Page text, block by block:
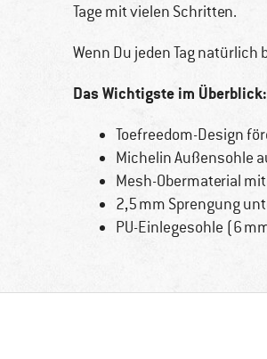
Tage mit vielen Schritten.
Wenn Du jeden Tag natürlich
Das Wichtigste im Überblick:
Toefreedom-Design
Michelin Außensohle
Mesh-Obermaterial
2,5 mm Sprengung
PU-Einlegesohle (6